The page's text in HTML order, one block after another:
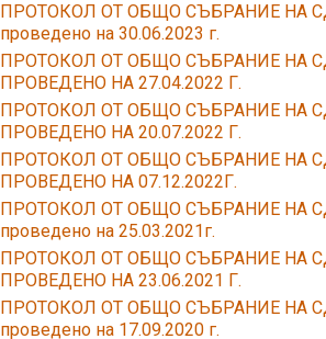
ПРОТОКОЛ ОТ ОБЩО СЪБРАНИЕ НА
проведено на 30.06.2023 г.
ПРОТОКОЛ ОТ ОБЩО СЪБРАНИЕ НА
ПРОВЕДЕНО НА 27.04.2022 Г.
ПРОТОКОЛ ОТ ОБЩО СЪБРАНИЕ НА
ПРОВЕДЕНО НА 20.07.2022 Г.
ПРОТОКОЛ ОТ ОБЩО СЪБРАНИЕ НА
ПРОВЕДЕНО НА 07.12.2022Г.
ПРОТОКОЛ ОТ ОБЩО СЪБРАНИЕ НА
проведено на 25.03.2021г.
ПРОТОКОЛ ОТ ОБЩО СЪБРАНИЕ НА
ПРОВЕДЕНО НА 23.06.2021 Г.
ПРОТОКОЛ ОТ ОБЩО СЪБРАНИЕ НА
проведено на 17.09.2020 г.